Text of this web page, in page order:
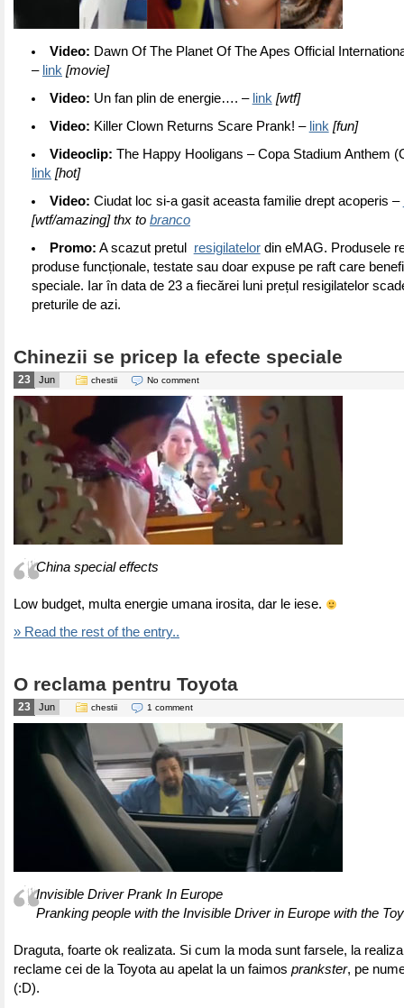
Video: Dawn Of The Planet Of The Apes Official
– link [movie]
Video: Un fan plin de energie…. – link [wtf]
Video: Killer Clown Returns Scare Prank! – link [fun]
Videoclip: The Happy Hooligans – Copa Stadium Anthem
link [hot]
Video: Ciudat loc si-a gasit aceasta familie drept acoperis –
[wtf/amazing] thx to branco
Promo: A scazut pretul resigilatelordin eMAG. Produsele
produse funcționale, testate sau doar expuse pe raft care
speciale. Iar în data de 23 a fiecărei luni prețul resigilatelor
preturile de azi.
Chinezii se pricep la efecte speciale
23 Jun chestii No comment
China special effects
Low budget, multa energie umana irosita, dar le iese.
» Read the rest of the entry..
O reclama pentru Toyota
23 Jun chestii 1 comment
Invisible Driver Prank In Europe
Pranking people with the Invisible Driver in Europe with the
Draguta, foarte ok realizata. Si cum la moda sunt farsele, la
reclame cei de la Toyota au apelat la un faimos prankster, pe
(:D).